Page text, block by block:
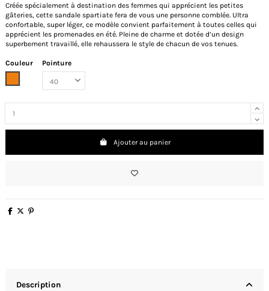
Créée spécialement à destination des femmes qui apprécient les petites
gâteries, cette sandale spartiate fera de vous une personne comblée. Ultra
confortable, super léger, ce modèle convient parfaitement à toutes celles qui
apprécient les promenades en été. Pleine de charme et dotée d’un design
superbement travaillé, elle rehaussera le style de chacun de vos tenues.
Couleur
Pointure
Ajouter au panier
Description